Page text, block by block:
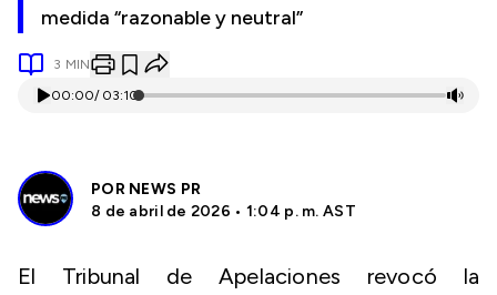
medida “razonable y neutral”
3 MIN
00:00/ 03:10
POR NEWS PR
8 de abril de 2026 • 1:04 p. m. AST
El Tribunal de Apelaciones revocó la